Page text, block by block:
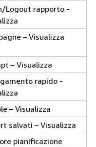
Logout rapporto -
– Visualizza
– Visualizza
rapido -
– Visualizza
salvati – Visualizza
pianificazione